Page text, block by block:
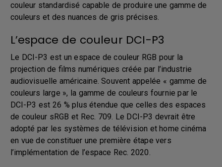
couleur standardisé capable de produire une gamme de
couleurs et des nuances de gris précises.
L’espace de couleur DCI-P3
Le DCI-P3 est un espace de couleur RGB pour la
projection de films numériques créée par l’industrie
audiovisuelle américaine. Souvent appelée « gamme de
couleurs large », la gamme de couleurs fournie par le
DCI-P3 est 26 % plus étendue que celles des espaces
de couleur sRGB et Rec. 709. Le DCI-P3 devrait être
adopté par les systèmes de télévision et home cinéma
en vue de constituer une première étape vers
l’implémentation de l’espace Rec. 2020.